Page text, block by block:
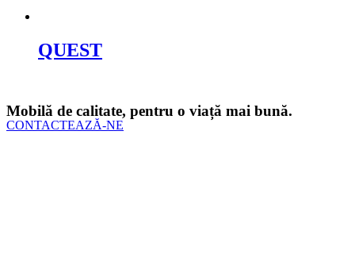
QUEST
Mobilă de calitate, pentru o viață mai bună.
CONTACTEAZĂ-NE